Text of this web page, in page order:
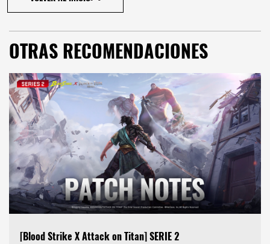
OTRAS RECOMENDACIONES
[Blood Strike X Attack on Titan] SERIE 2